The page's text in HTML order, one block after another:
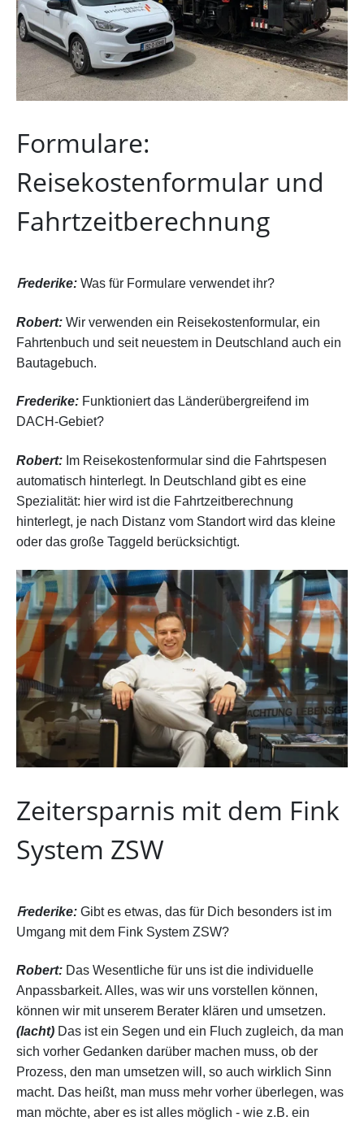
Formulare:
Reisekostenformular und
Fahrtzeitberechnung
Frederike: Was für Formulare verwendet ihr?
Robert: Wir verwenden ein Reisekostenformular, ein
Fahrtenbuch und seit neuestem in Deutschland auch ein
Bautagebuch.
Frederike: Funktioniert das Länderübergreifend im
DACH-Gebiet?
Robert: Im Reisekostenformular sind die Fahrtspesen
automatisch hinterlegt. In Deutschland gibt es eine
Spezialität: hier wird ist die Fahrtzeitberechnung
hinterlegt, je nach Distanz vom Standort wird das kleine
oder das große Taggeld berücksichtigt.
Zeitersparnis mit dem Fink
System ZSW
Frederike: Gibt es etwas, das für Dich besonders ist im
Umgang mit dem Fink System ZSW?
Robert: Das Wesentliche für uns ist die individuelle
Anpassbarkeit. Alles, was wir uns vorstellen können,
können wir mit unserem Berater klären und umsetzen.
(lacht) Das ist ein Segen und ein Fluch zugleich, da man
sich vorher Gedanken darüber machen muss, ob der
Prozess, den man umsetzen will, so auch wirklich Sinn
macht. Das heißt, man muss mehr vorher überlegen, was
man möchte, aber es ist alles möglich - wie z.B. ein